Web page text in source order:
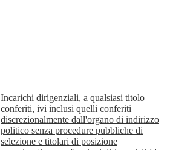
Incarichi dirigenziali, a qualsiasi titolo
conferiti, ivi inclusi quelli conferiti
discrezionalmente dall'organo di indirizzo
politico senza procedure pubbliche di
selezione e titolari di posizione